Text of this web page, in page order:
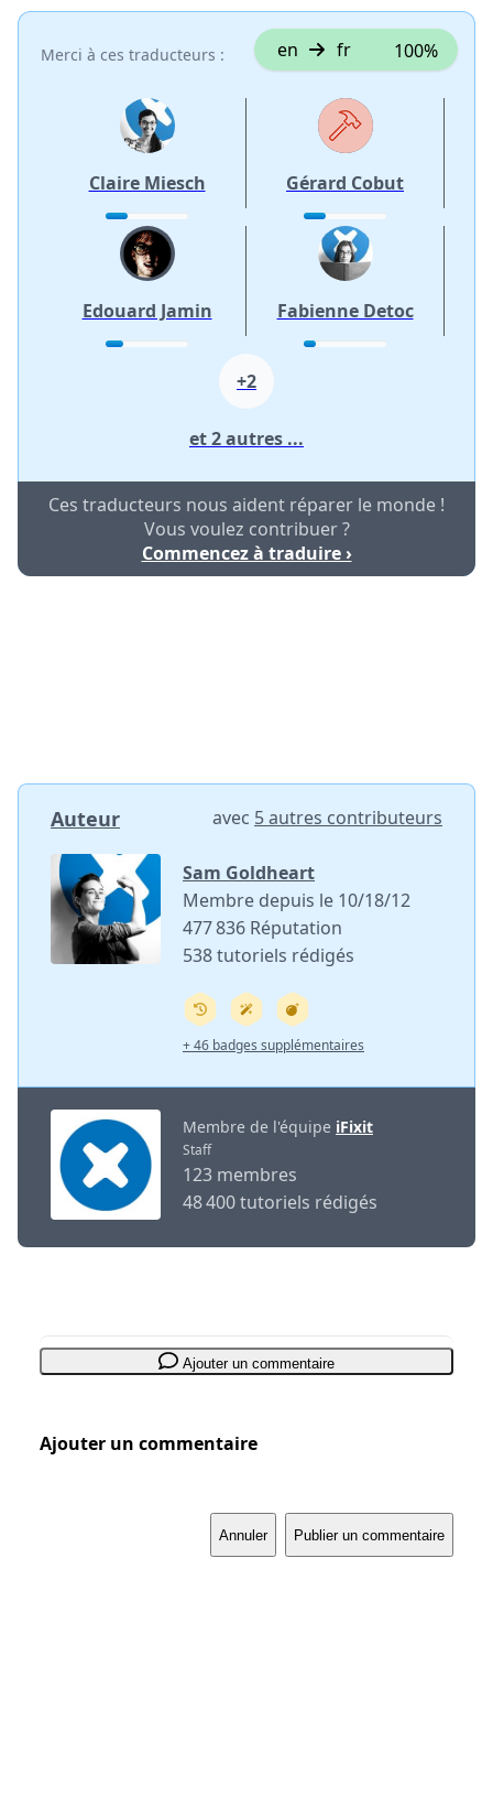
Merci à ces traducteurs : en fr 100%
Claire Miesch Gérard Cobut
Edouard Jamin Fabienne Detoc
+2
et 2 autres ...
Ces traducteurs nous aident réparer le monde !
Vous voulez contribuer ?
Commencez à traduire ›
Auteur avec 5 autres contributeurs
Sam Goldheart
Membre depuis le 10/18/12
477 836 Réputation
538 tutoriels rédigés
+ 46 badges supplémentaires
Membre de l'équipe iFixit
Staff
123 membres
48 400 tutoriels rédigés
Ajouter un commentaire
Ajouter un commentaire
Annuler Publier un commentaire